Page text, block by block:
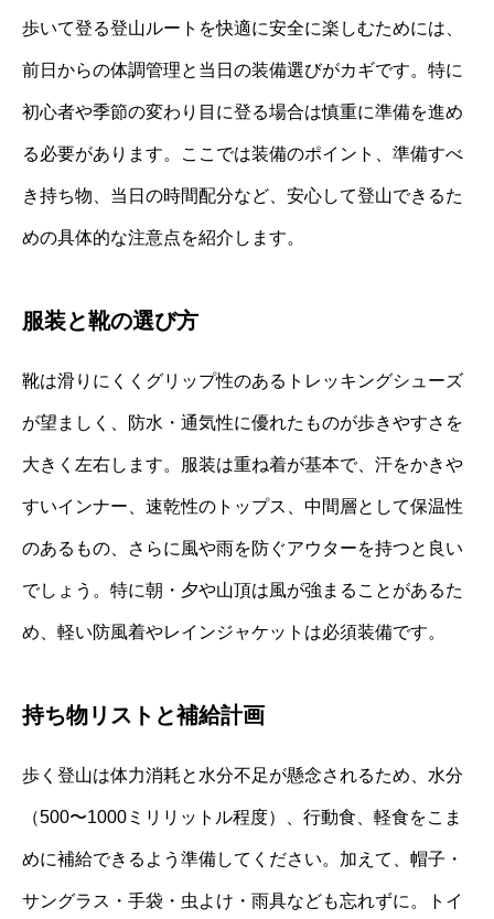
歩いて登る登山ルートを快適に安全に楽しむためには、
前日からの体調管理と当日の装備選びがカギです。特に
初心者や季節の変わり目に登る場合は慎重に準備を進め
る必要があります。ここでは装備のポイント、準備すべ
き持ち物、当日の時間配分など、安心して登山できるた
めの具体的な注意点を紹介します。
服装と靴の選び方
靴は滑りにくくグリップ性のあるトレッキングシューズ
が望ましく、防水・通気性に優れたものが歩きやすさを
大きく左右します。服装は重ね着が基本で、汗をかきや
すいインナー、速乾性のトップス、中間層として保温性
のあるもの、さらに風や雨を防ぐアウターを持つと良い
でしょう。特に朝・夕や山頂は風が強まることがあるた
め、軽い防風着やレインジャケットは必須装備です。
持ち物リストと補給計画
歩く登山は体力消耗と水分不足が懸念されるため、水分
（500〜1000ミリリットル程度）、行動食、軽食をこま
めに補給できるよう準備してください。加えて、帽子・
サングラス・手袋・虫よけ・雨具なども忘れずに。トイ